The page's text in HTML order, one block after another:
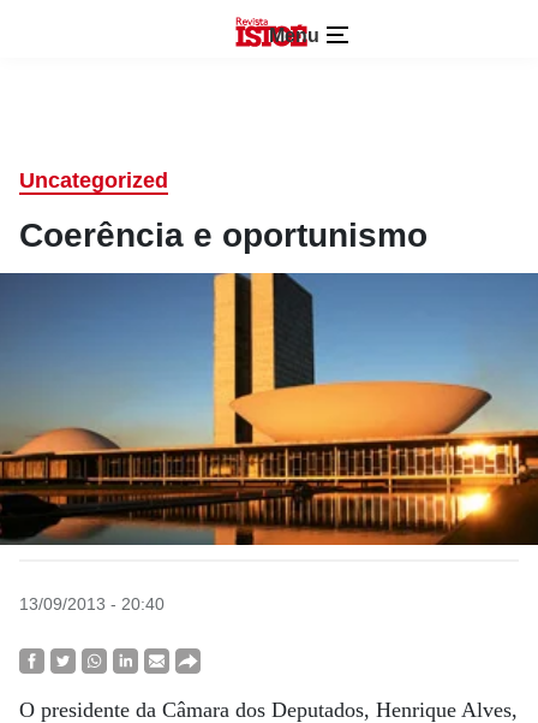
Menu
Uncategorized
Coerência e oportunismo
13/09/2013 - 20:40
O presidente da Câmara dos Deputados, Henrique Alves,